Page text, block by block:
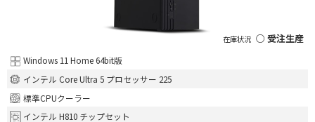
○ 受注生産
Windows 11 Home 64bit版
インテル Core Ultra 5 プロセッサー 225
標準CPUクーラー
インテル H810 チップセット